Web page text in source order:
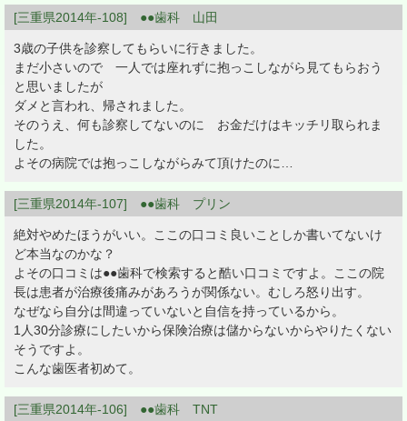
[三重県2014年-108] ●●歯科 山田
3歳の子供を診察してもらいに行きました。
まだ小さいので 一人では座れずに抱っこしながら見てもらおう
と思いましたが
ダメと言われ、帰されました。
そのうえ、何も診察してないのに お金だけはキッチリ取られま
した。
よその病院では抱っこしながらみて頂けたのに…
[三重県2014年-107] ●●歯科 プリン
絶対やめたほうがいい。ここの口コミ良いことしか書いてないけ
ど本当なのかな？
よその口コミは●●歯科で検索すると酷い口コミですよ。ここの院
長は患者が治療後痛みがあろうが関係ない。むしろ怒り出す。
なぜなら自分は間違っていないと自信を持っているから。
1人30分診療にしたいから保険治療は儲からないからやりたくない
そうですよ。
こんな歯医者初めて。
[三重県2014年-106] ●●歯科 TNT